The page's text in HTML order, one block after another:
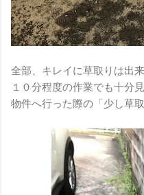
全部、キレイに草取りは出来
１０分程度の作業でも十分
物件へ行った際の「少し草